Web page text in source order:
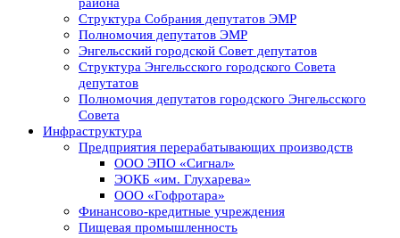
района
Структура Собрания депутатов ЭМР
Полномочия депутатов ЭМР
Энгельсский городской Совет депутатов
Структура Энгельсского городского Совета
депутатов
Полномочия депутатов городского Энгельсского
Совета
Инфраструктура
Предприятия перерабатывающих производств
ООО ЭПО «Сигнал»
ЭОКБ «им. Глухарева»
ООО «Гофротара»
Финансово-кредитные учреждения
Пищевая промышленность